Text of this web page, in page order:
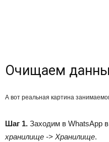
Очищаем
А вот реальная картина
Шаг 1. Заходим в WhatsApp
хранилище -> Хранилище.